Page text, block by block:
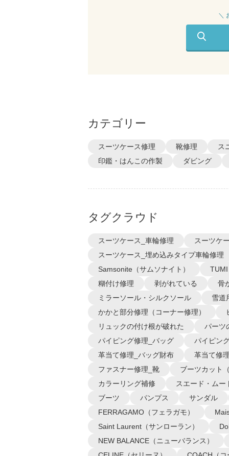
＼
カテゴリー
スーツケース修理 靴修理
ス
印鑑・はんこの作製
ダビング
タグクラウド
スーツケース_車輪修理
スーツケ
スーツケース_埋め込みタイプ車輪修理
Samsonite（サムソナイト）
糊付け修理
剥がれている
骨
ミラーソール・シルクソール
雪道
かかと部分修理（コーナー修理）
リュックの付け根が破れた
パーツ
パイピング修理_バッグ
パイピン
革当て修理_バッグ財布
革当て修
ファスナー修理_靴
ブーツカット
カラーリング補修
スエード・ムー
ブーツ
パンプス
サンダル
FERRAGAMO（フェラガモ）
Saint Laurent（サンローラン）
NEW BALANCE（ニューバランス）